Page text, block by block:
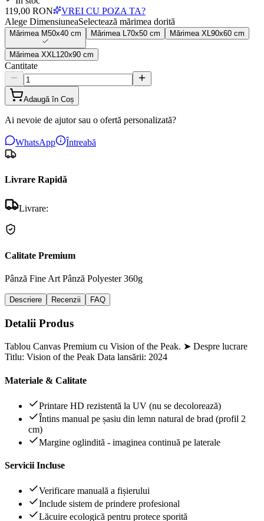
119,00 RON
VREI CU POZA TA?
Alege DimensiuneaSelectează mărimea dorită
Mărimea M50x40 cm Mărimea 70x50 cm Mărimea XL 90x60 cm
Mărimea XXL 120x90 cm
Cantitate
Adaugă în Coș
Ai nevoie de ajutor sau o ofertă personalizată?
WhatsApp Întreabă
Livrare Rapidă
Livrare:
Calitate Premium
Pânză Fine Art Pânză Polyester 360g
Descriere Recenzii FAQ
Detalii Produs
Tablou Canvas Premium cu Vision of the Peak. ➤ Despre lucrare
Titlu: Vision of the Peak Data lansării: 2024
Materiale & Calitate
Printare HD rezistentă la UV (nu se decolorează)
Întins manual pe șasiu din lemn natural de brad (profil 2
cm)
Margine oglindită - imaginea continuă pe laterale
Servicii Incluse
Verificare manuală a fișierului
Include sistem de prindere profesional
Lăcuire ecologică pentru protece sporită